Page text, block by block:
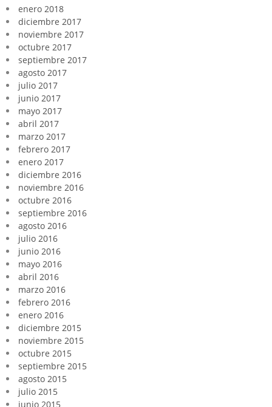
enero 2018
diciembre 2017
noviembre 2017
octubre 2017
septiembre 2017
agosto 2017
julio 2017
junio 2017
mayo 2017
abril 2017
marzo 2017
febrero 2017
enero 2017
diciembre 2016
noviembre 2016
octubre 2016
septiembre 2016
agosto 2016
julio 2016
junio 2016
mayo 2016
abril 2016
marzo 2016
febrero 2016
enero 2016
diciembre 2015
noviembre 2015
octubre 2015
septiembre 2015
agosto 2015
julio 2015
junio 2015